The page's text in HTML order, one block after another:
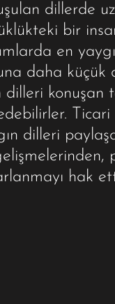
dillerde
bir
en
daha küçük
dilleri konuşan
dilleri
hak